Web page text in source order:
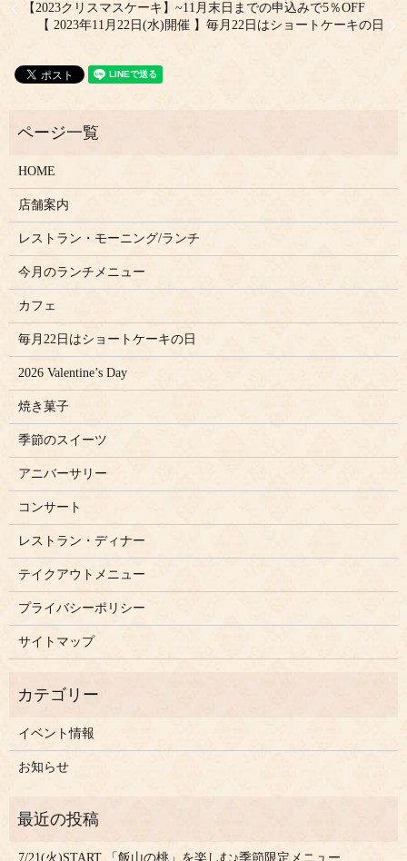
【2023クリスマスケーキ】~11月末日までの申込みで5％OFF
【 2023年11月22日(水)開催 】毎月22日はショートケーキの日
HOME
店舗案内
レストラン・モーニング/ランチ
今月のランチメニュー
カフェ
毎月22日はショートケーキの日
2026 Valentine’s Day
焼き菓子
季節のスイーツ
アニバーサリー
コンサート
レストラン・ディナー
テイクアウトメニュー
プライバシーポリシー
サイトマップ
イベント情報
お知らせ
7/21(火)START 「飯山の桃」を楽しむ♪季節限定メニュー